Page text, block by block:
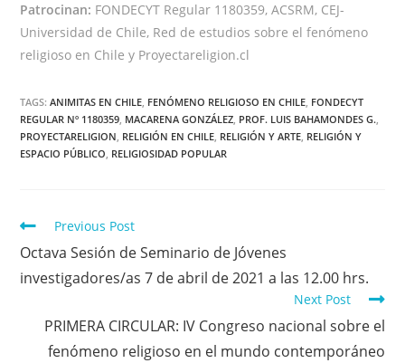
Patrocinan: FONDECYT Regular 1180359, ACSRM, CEJ-
Universidad de Chile, Red de estudios sobre el fenómeno
religioso en Chile y Proyectareligion.cl
TAGS:ANIMITAS EN CHILE, FENÓMENO RELIGIOSO EN CHILE, FONDECYT
REGULAR Nº 1180359, MACARENA GONZÁLEZ, PROF. LUIS BAHAMONDES G.,
PROYECTARELIGION, RELIGIÓN EN CHILE, RELIGIÓN Y ARTE, RELIGIÓN Y
ESPACIO PÚBLICO, RELIGIOSIDAD POPULAR
Previous Post
Octava Sesión de Seminario de Jóvenes
investigadores/as 7 de abril de 2021 a las 12.00 hrs.
Next Post
PRIMERA CIRCULAR: IV Congreso nacional sobre el
fenómeno religioso en el mundo contemporáneo